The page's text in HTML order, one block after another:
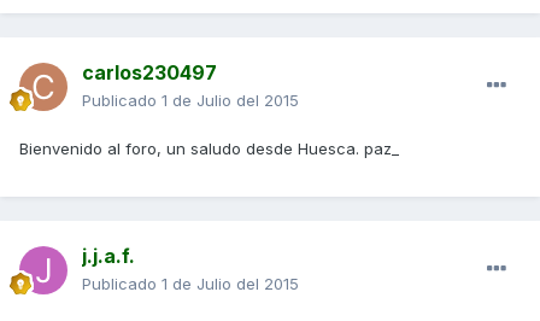
carlos230497
Publicado 1 de Julio del 2015
Bienvenido al foro, un saludo desde Huesca. paz_
j.j.a.f.
Publicado 1 de Julio del 2015